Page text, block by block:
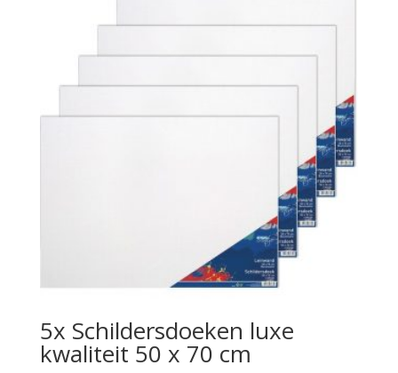
5x Schildersdoeken luxe
kwaliteit 50 x 70 cm